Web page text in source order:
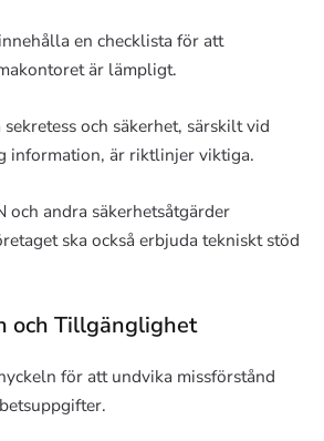
en checklista för att
är lämpligt.
och säkerhet, särskilt vid
information, är riktlinjer viktiga.
och andra säkerhetsåtgärder
ska också erbjuda tekniskt stöd
och Tillgänglighet
för att undvika missförstånd